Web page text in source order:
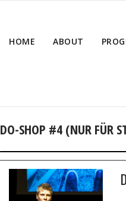
HOME ABOUT
DO-SHOP #4 (NUR FÜR